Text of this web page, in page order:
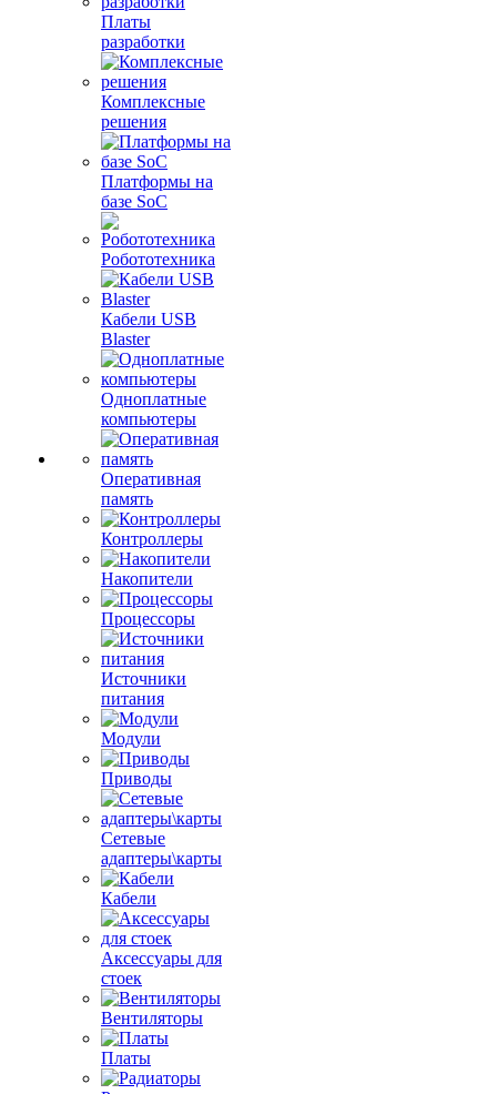
Платы
разработки
Комплексные
решения
Платформы на
базе SoC
Робототехника
Кабели USB
Blaster
Одноплатные
компьютеры
Оперативная
память
Контроллеры
Накопители
Процессоры
Источники
питания
Модули
Приводы
Сетевые
адаптеры\карты
Кабели
Аксессуары для
стоек
Вентиляторы
Платы